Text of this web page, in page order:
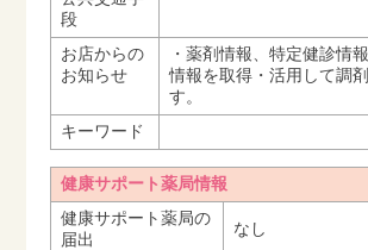
段
お店からの
お知らせ
・薬剤情報、特定健診情
情報を取得・活用して調
す。
キーワード
健康サポート薬局情報
健康サポート薬局の
届出
なし